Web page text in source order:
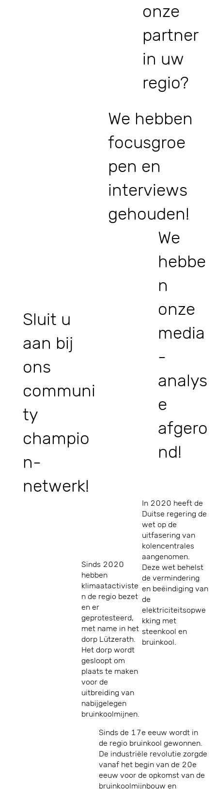
onze
partner
in uw
regio?
We hebben
focusgroe
pen en
interviews
gehouden!
We
hebbe
n
onze
media
-
analys
e
afgero
nd!
Sluit u
aan bij
ons
communi
ty
champio
n-
netwerk!
In 2020 heeft de
Duitse regering de
wet op de
uitfasering van
kolencentrales
aangenomen.
Deze wet behelst
de vermindering
en beëindiging van
de
elektriciteitsopwe
kking met
steenkool en
bruinkool.
Sinds 2020
hebben
klimaatactiviste
n de regio bezet
en er
geprotesteerd,
met name in het
dorp Lützerath.
Het dorp wordt
gesloopt om
plaats te maken
voor de
uitbreiding van
nabijgelegen
bruinkoolmijnen.
Sinds de 17e eeuw wordt in
de regio bruinkool gewonnen.
De industriële revolutie zorgde
vanaf het begin van de 20e
eeuw voor de opkomst van de
bruinkoolmijnbouw en